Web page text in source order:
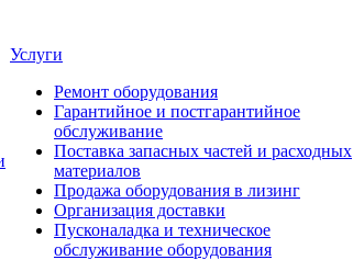
Услуги
Ремонт оборудования
Гарантийное и постгарантийное
обслуживание
Поставка запасных частей и расходных
материалов
Продажа оборудования в лизинг
Организация доставки
Пусконаладка и техническое
обслуживание оборудования